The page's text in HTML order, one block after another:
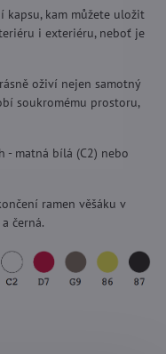
kapsu, kam můžete uložit
i exteriéru, neboť je
oživí nejen samotný
soukromému prostoru,
- matná bílá (C2) nebo
ramen věšáku v
černá.